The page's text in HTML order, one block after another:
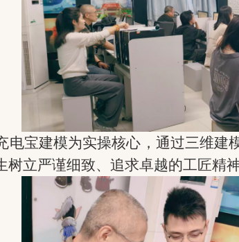
电宝建模为实操核心，通过三维建
树立严谨细致、追求卓越的工匠精